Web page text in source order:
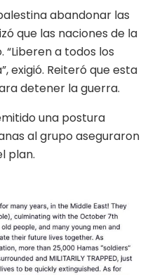
abandonar las
que las naciones de la
a todos los
exigió. Reiteró que esta
detener la guerra.
una postura
al grupo aseguraron
plan.